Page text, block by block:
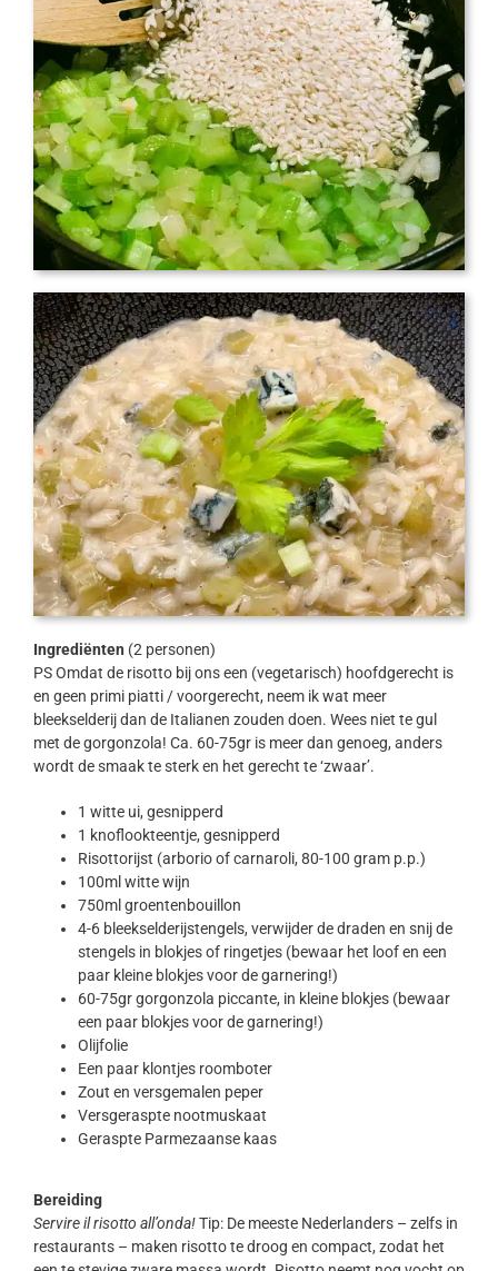
Ingrediënten (2 personen)
PS Omdat de risotto bij ons een (vegetarisch) hoofdgerecht is
en geen primi piatti / voorgerecht, neem ik wat meer
bleekselderij dan de Italianen zouden doen. Wees niet te gul
met de gorgonzola! Ca. 60-75gr is meer dan genoeg, anders
wordt de smaak te sterk en het gerecht te ‘zwaar’.
1 witte ui, gesnipperd
1 knoflookteentje, gesnipperd
Risottorijst (arborio of carnaroli, 80-100 gram p.p.)
100ml witte wijn
750ml groentenbouillon
4-6 bleekselderijstengels, verwijder de draden en snij de
stengels in blokjes of ringetjes (bewaar het loof en een
paar kleine blokjes voor de garnering!)
60-75gr gorgonzola piccante, in kleine blokjes (bewaar
een paar blokjes voor de garnering!)
Olijfolie
Een paar klontjes roomboter
Zout en versgemalen peper
Versgeraspte nootmuskaat
Geraspte Parmezaanse kaas
Bereiding
Servire il risotto all’onda!Tip: De meeste Nederlanders – zelfs in
restaurants – maken risotto te droog en compact, zodat het